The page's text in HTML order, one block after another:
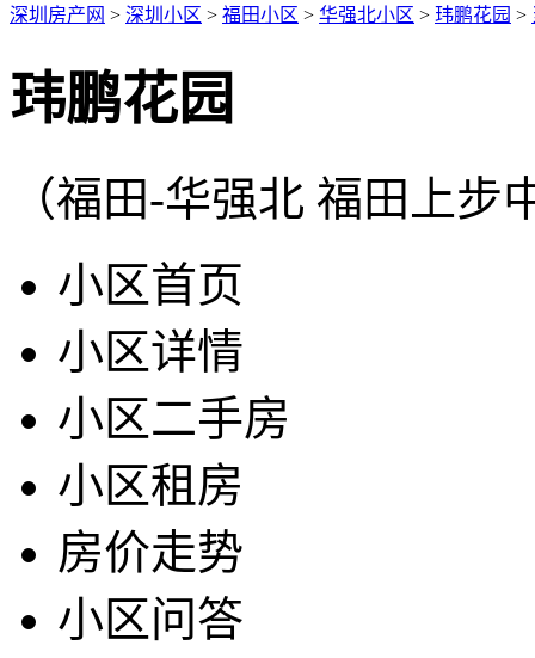
深圳房产网 > 深圳小区 > 福田小区 > 华强北小区 > 玮鹏花园 >
玮鹏花园
（福田-华强北 福田上
小区首页
小区详情
小区二手房
小区租房
房价走势
小区问答